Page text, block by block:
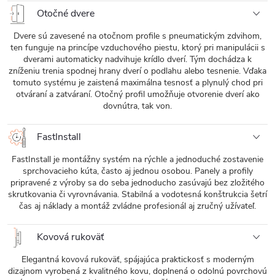
Otočné dvere
Dvere sú zavesené na otočnom profile s pneumatickým zdvihom,
ten funguje na princípe vzduchového piestu, ktorý pri manipulácii s
dverami automaticky nadvihuje krídlo dverí. Tým dochádza k
zníženiu trenia spodnej hrany dverí o podlahu alebo tesnenie. Vďaka
tomuto systému je zaistená maximálna tesnosť a plynulý chod pri
otváraní a zatváraní. Otočný profil umožňuje otvorenie dverí ako
dovnútra, tak von.
FastInstall
FastInstall je montážny systém na rýchle a jednoduché zostavenie
sprchovacieho kúta, často aj jednou osobou. Panely a profily
pripravené z výroby sa do seba jednoducho zasúvajú bez zložitého
skrutkovania či vyrovnávania. Stabilná a vodotesná konštrukcia šetrí
čas aj náklady a montáž zvládne profesionál aj zručný užívateľ.
Kovová rukoväť
Elegantná kovová rukoväť, spájajúca praktickosť s moderným
dizajnom vyrobená z kvalitného kovu, doplnená o odolnú povrchovú